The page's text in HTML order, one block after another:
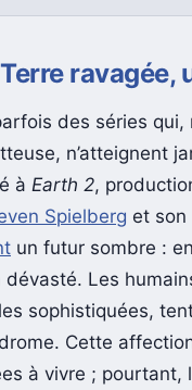
des séries
n’atteignent
à Earth 2,
Spielberg et
un futur sombre :
dévasté. Les
sophistiquées,
Cette
à vivre ;